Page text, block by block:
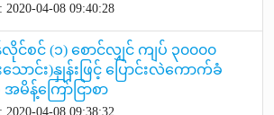
2020-04-08 09:40:28
င်စင် (၁) စောင်လျှင် ကျပ် ၃၀၀၀၀
ောင်း)နှုန်းဖြင့် ပြောင်းလဲကောက်ခံ
မိန့်ကြော်ငြာစာ
2020-04-08 09:38:32